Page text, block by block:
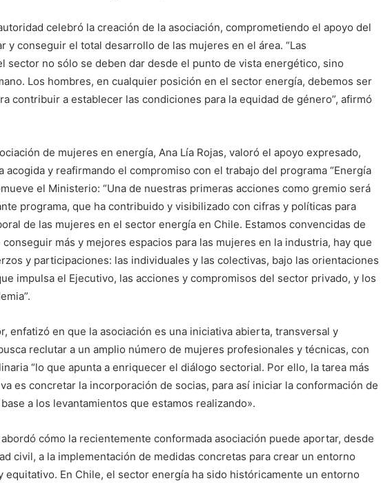
celebró la creación de la asociación, comprometiendo el apoyo del
y conseguir el total desarrollo de las mujeres en el área. “Las
sector no sólo se deben dar desde el punto de vista energético, sino
Los hombres, en cualquier posición en el sector energía, debemos ser
contribuir a establecer las condiciones para la equidad de género”, afirmó
de mujeres en energía, Ana Lía Rojas, valoró el apoyo expresado,
acogida y reafirmando el compromiso con el trabajo del programa “Energía
el Ministerio: “Una de nuestras primeras acciones como gremio será
programa, que ha contribuido y visibilizado con cifras y políticas para
de las mujeres en el sector energía en Chile. Estamos convencidas de
más y mejores espacios para las mujeres en la industria, hay que
y participaciones: las individuales y las colectivas, bajo las orientaciones
impulsa el Ejecutivo, las acciones y compromisos del sector privado, y los
enfatizó en que la asociación es una iniciativa abierta, transversal y
reclutar a un amplio número de mujeres profesionales y técnicas, con
“lo que apunta a enriquecer el diálogo sectorial. Por ello, la tarea más
es concretar la incorporación de socias, para así iniciar la conformación de
a los levantamientos que estamos realizando».
cómo la recientemente conformada asociación puede aportar, desde
civil, a la implementación de medidas concretas para crear un entorno
equitativo. En Chile, el sector energía ha sido históricamente un entorno